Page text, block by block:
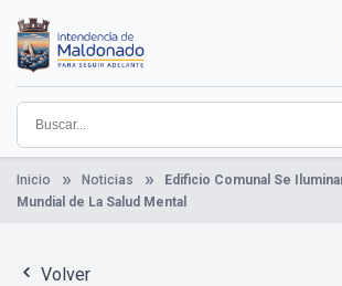
contenido
principal
Institucional
Municipios
Descubre Maldonado
Comunicación
Servicios
Guía De Trámites
Ver Noticias
Inicio Noticias
Edificio Comunal Se
Mundial de La Salud Mental
Volver